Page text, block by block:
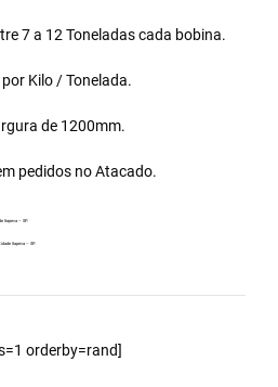
7 a 12 Toneladas cada bobina.
Kilo / Tonelada.
de 1200mm.
pedidos no Atacado.
Itapeva – SP.
Itapeva – SP.
orderby=rand]